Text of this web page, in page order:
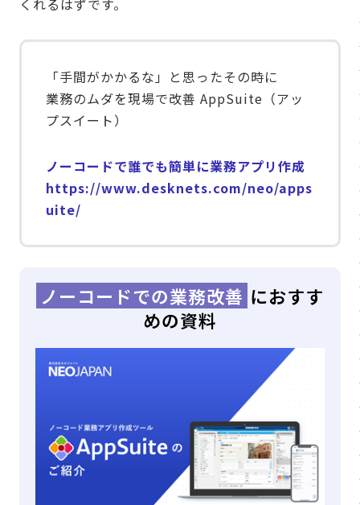
「手間がかかるな」と思ったその時に
業務のムダを現場で改善 AppSuite（アッ
プスイート）
ノーコードで誰でも簡単に業務アプリ作成
https://www.desknets.com/neo/apps
uite/
ノーコードでの業務改善 におすす
めの資料